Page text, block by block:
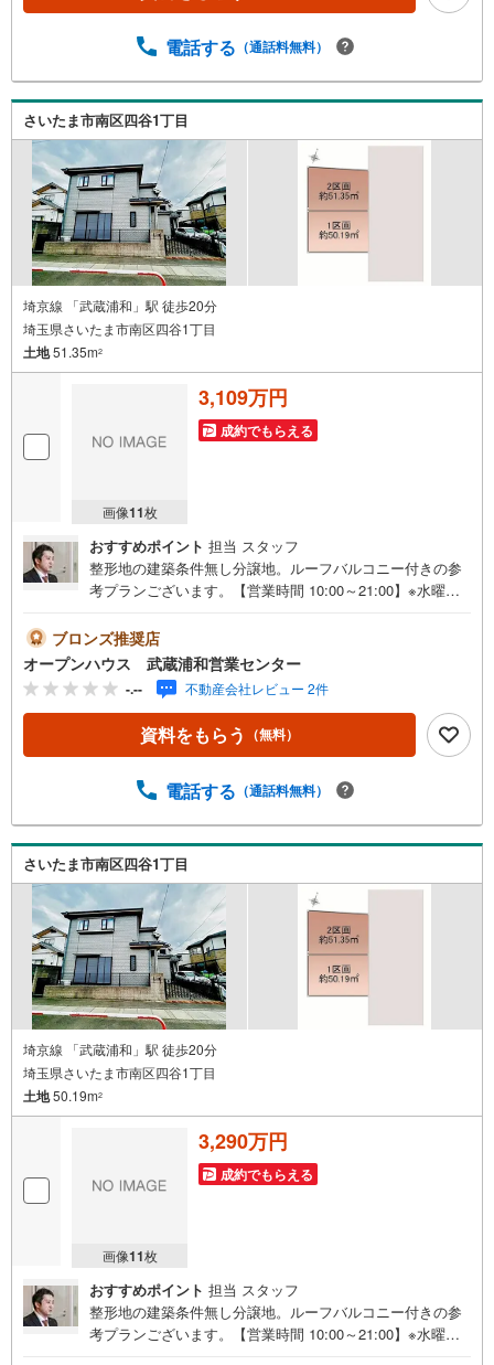
す。◎個別FP相談会 無料物件のご紹介だけでなく住宅ロ
という方も大歓迎です！年間8000棟以上の限定物件を発表
しているオープンハウスだから出会える物件が多数ござい
ます。ぜひお気軽にご連絡・ご相談ください！※限定物件:
当社のみ、もしくは当社を含めた数社でのみご紹介可能な
オープンハウス・ディベロップメントの物件
電話する （通話料無料）
さいたま市南区四谷1丁目
埼京線 「武蔵浦和」駅 徒歩20分
埼玉県さいたま市南区四谷1丁目
土地51.35m2
画像11枚
3,109万円
成約でもらえる
おすすめポイント 担当 スタッフ
整形地の建築条件無し分譲地。ルーフバルコニー付きの参
考プランございます。【営業時間 10:00～21:00】※水曜定
お気軽にご連絡ください！現地を見学される場合は「室
内・現地を見学する（無料）」ボタンよりご希望の日時を
ご記入いただけますとスムーズにご案内が可能です。◎現
地のご案内について・平日や夜遅い時間帯もご案内が可
能 ※定休日を除く・経験豊富なスタッフが物件詳細を丁寧
にご説明いたします。・車でご自宅や最寄り駅等、ご指定
います。◎個別FP相談会 無料物件のご紹介だけでなく住
たいという方も大歓迎です！年間8000棟以上の限定物件を
発表しているオープンハウスだから出会える物件が多数ご
ざいます。ぜひお気軽にご連絡・ご相談ください！※限定物
件:当社のみ、もしくは当社を含めた数社でのみご紹介可能
なオープンハウス・ディベロップメントの物件
ブロンズ推奨店
オープンハウス 武蔵浦和営業センター
-.-- 不動産会社レビュー 2件
資料をもらう （無料）
電話する （通話料無料）
さいたま市南区四谷1丁目
埼京線 「武蔵浦和」駅 徒歩20分
埼玉県さいたま市南区四谷1丁目
土地50.19m2
画像11枚
3,290万円
成約でもらえる
おすすめポイント 担当 スタッフ
整形地の建築条件無し分譲地。ルーフバルコニー付きの参
考プランございます。【営業時間 10:00～21:00】※水曜定